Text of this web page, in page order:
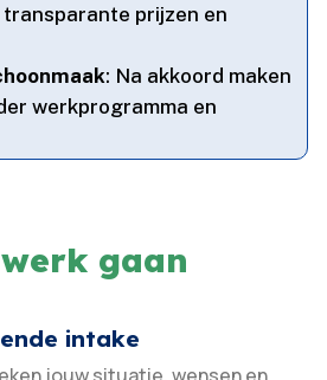
prijzen en
: Na akkoord maken
werkprogramma en
gaan
intake